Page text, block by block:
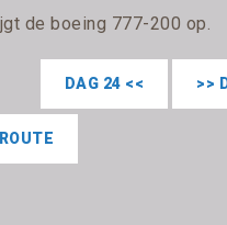
de boeing 777-200 op.
>>
DAG 24 <<
ROUTE